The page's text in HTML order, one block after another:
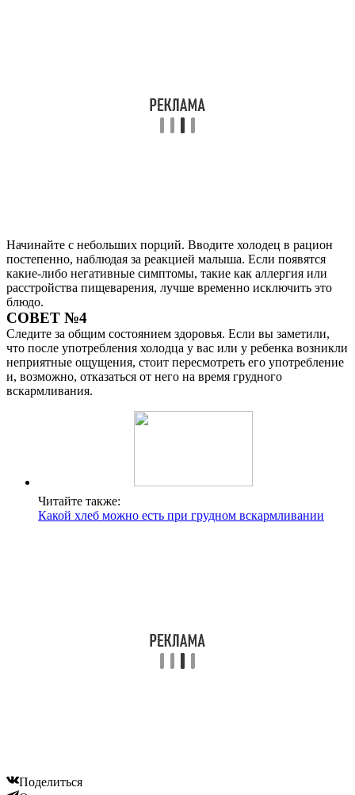
Начинайте с небольших порций. Вводите холодец в рацион
постепенно, наблюдая за реакцией малыша. Если появятся
какие-либо негативные симптомы, такие как аллергия или
расстройства пищеварения, лучше временно исключить это
блюдо.
СОВЕТ №4
Следите за общим состоянием здоровья. Если вы заметили,
что после употребления холодца у вас или у ребенка возникли
неприятные ощущения, стоит пересмотреть его употребление
и, возможно, отказаться от него на время грудного
вскармливания.
Читайте также:
Какой хлеб можно есть при грудном вскармливании
Поделиться